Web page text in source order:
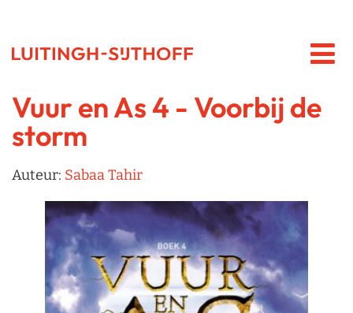
Vuur en As 4 - Voorbij de
storm
Auteur: Sabaa Tahir